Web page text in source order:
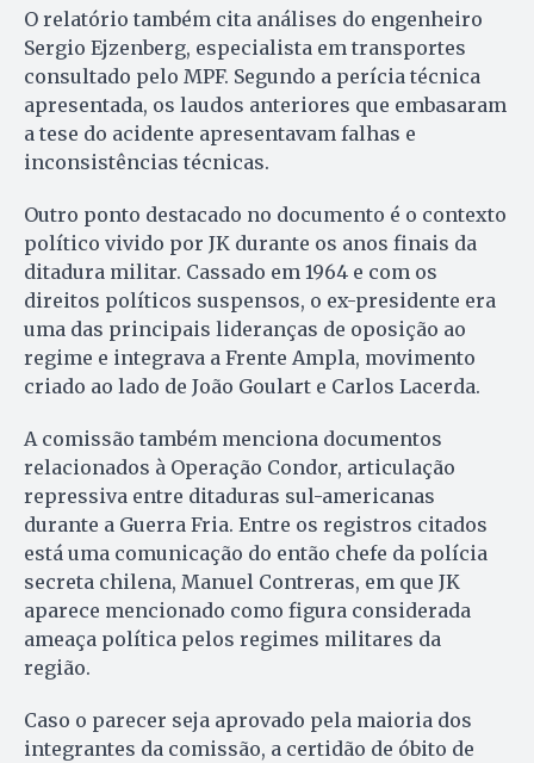
O relatório também cita análises do engenheiro
Sergio Ejzenberg, especialista em transportes
consultado pelo MPF. Segundo a perícia técnica
apresentada, os laudos anteriores que embasaram
a tese do acidente apresentavam falhas e
inconsistências técnicas.
Outro ponto destacado no documento é o contexto
político vivido por JK durante os anos finais da
ditadura militar. Cassado em 1964 e com os
direitos políticos suspensos, o ex-presidente era
uma das principais lideranças de oposição ao
regime e integrava a Frente Ampla, movimento
criado ao lado de João Goulart e Carlos Lacerda.
A comissão também menciona documentos
relacionados à Operação Condor, articulação
repressiva entre ditaduras sul-americanas
durante a Guerra Fria. Entre os registros citados
está uma comunicação do então chefe da polícia
secreta chilena, Manuel Contreras, em que JK
aparece mencionado como figura considerada
ameaça política pelos regimes militares da
região.
Caso o parecer seja aprovado pela maioria dos
integrantes da comissão, a certidão de óbito de